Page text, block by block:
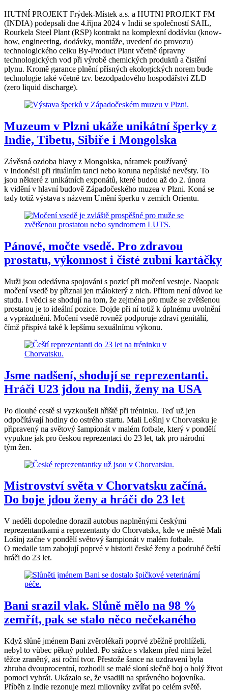
HUTNÍ PROJEKT Frýdek-Místek a.s. a HUTNI PROJEKT FM
(INDIA) podepsali dne 4.října 2024 v Indii se společností SAIL,
Rourkela Steel Plant (RSP) kontrakt na komplexní dodávku (know-
how, engineering, dodávky, montáže, uvedení do provozu)
technologického celku By-Product Plant včetně úpravny
technologických vod při výrobě chemických produktů a čistění
plynu. Kromě garance plnění přísných ekologických norem bude
technologie také včetně tzv. bezodpadového hospodářství ZLD
(zero liquid discharge).
Muzeum v Plzni ukáže unikátní šperky z
Indie, Tibetu, Sibiře i Mongolska
Závěsná ozdoba hlavy z Mongolska, náramek používaný
v Indonésii při rituálním tanci nebo koruna nepálské nevěsty. To
jsou některé z unikátních exponátů, které budou až do 2. února
k vidění v hlavní budově Západočeského muzea v Plzni. Koná se
tady totiž výstava s názvem Umění šperku v zemích Orientu.
Pánové, močte vsedě. Pro zdravou
prostatu, výkonnost i čisté zubní kartáčky
Muži jsou odedávna spojováni s pozicí při močení vestoje. Naopak
močení vsedě by přiznal jen málokterý z nich. Přitom není důvod ke
studu. I vědci se shodují na tom, že zejména pro muže se zvětšenou
prostatou je to ideální pozice. Dojde při ní totiž k úplnému uvolnění
a vyprázdnění. Močení vsedě rovněž podporuje zdraví genitálií,
čímž přispívá také k lepšímu sexuálnímu výkonu.
Jsme nadšení, shodují se reprezentanti.
Hráči U23 jdou na Indii, ženy na USA
Po dlouhé cestě si vyzkoušeli hřiště při tréninku. Teď už jen
odpočítávají hodiny do ostrého startu. Mali Lošinj v Chorvatsku je
připravený na světový šampionát v malém fotbale, který v pondělí
vypukne jak pro českou reprezentaci do 23 let, tak pro národní
tým žen.
Mistrovství světa v Chorvatsku začíná.
Do boje jdou ženy a hráči do 23 let
V neděli dopoledne dorazil autobus naplněnými českými
reprezentantkami a reprezentanty do Chorvatska, kde ve městě Mali
Lošinj začne v pondělí světový šampionát v malém fotbale.
O medaile tam zabojují poprvé v historii české ženy a podruhé čeští
hráči do 23 let.
Bani srazil vlak. Slůně mělo na 98 %
zemřít, pak se stalo něco nečekaného
Když slůně jménem Bani zvěrolékaři poprvé zběžně prohlíželi,
nebyl to vůbec pěkný pohled. Po srážce s vlakem před nimi ležel
těžce zraněný, asi roční tvor. Přestože šance na uzdravení byla
zhruba dvouprocentní, rozhodli se malé sloní slečně boj o holý život
pomoci vyhrát. Ukázalo se, že vsadili na správného bojovníka.
Příběh z Indie rezonuje mezi milovníky zvířat po celém světě.